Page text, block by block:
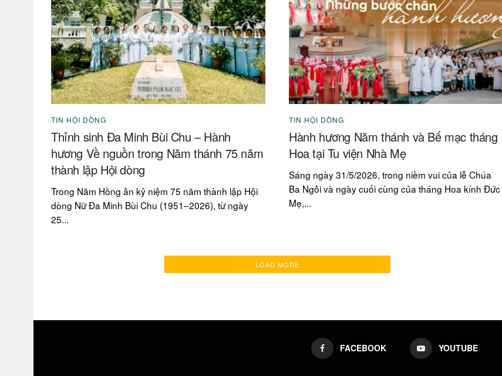
TIN HỘI DÒNG
Thỉnh sinh Đa Minh Bùi Chu – Hành
hương Về nguồn trong Năm thánh 75 năm
thành lập Hội dòng
Trong Năm Hồng ân kỷ niệm 75 năm thành lập Hội
dòng Nữ Đa Minh Bùi Chu (1951–2026), từ ngày
25...
TIN HỘI DÒNG
Hành hương Năm thánh và Bế mạc tháng
Hoa tại Tu viện Nhà Mẹ
Sáng ngày 31/5/2026, trong niềm vui của lễ Chúa
Ba Ngôi và ngày cuối cùng của tháng Hoa kính Đức
Mẹ,...
LOAD MORE
FACEBOOK YOUTUBE